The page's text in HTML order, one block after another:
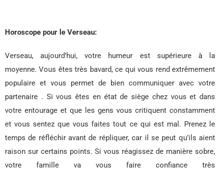
Horoscope pour le Verseau:
Verseau, aujourd’hui, votre humeur est supérieure à la
moyenne. Vous êtes très bavard, ce qui vous rend extrêmement
populaire et vous permet de bien communiquer avec votre
partenaire . Si vous êtes en état de siège chez vous et dans
votre entourage et que les gens vous critiquent constamment
et vous sentez que vous faites tout ce qui est mal. Prenez le
temps de réfléchir avant de répliquer, car il se peut qu’ils aient
raison sur certains points. Si vous réagissez de manière sobre,
votre famille va vous faire confiance très